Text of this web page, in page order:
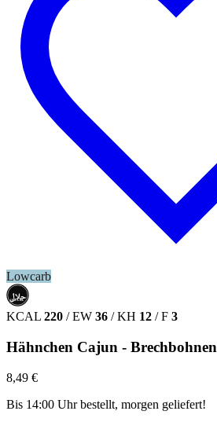
Lowcarb
حلال
HALAL
KCAL 220 / EW 36 / KH 12 / F 3
Hähnchen Cajun - Brechbohnen
8,49 €
Bis 14:00 Uhr bestellt, morgen geliefert!